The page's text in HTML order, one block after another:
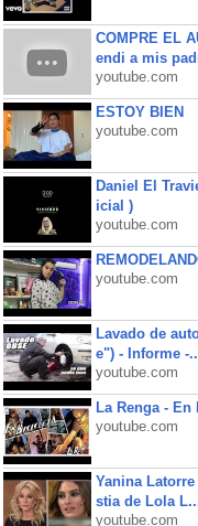
COMPRE EL
endi a mis
youtube.com
ESTOY BIEN
youtube.com
Daniel El
icial )
youtube.com
youtube.com
Lavado de
e") - Informe -
youtube.com
La Renga - En
youtube.com
Yanina
stia de Lola
youtube.com